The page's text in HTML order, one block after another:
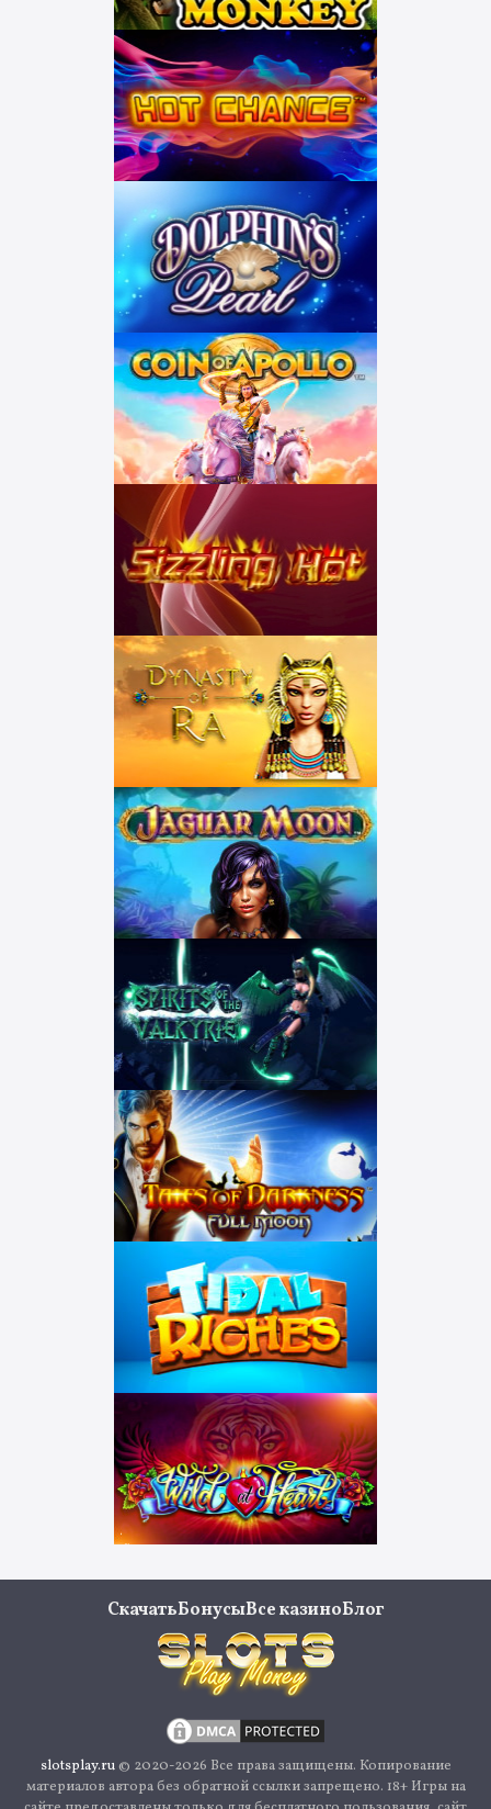
СкачатьБонусыВсе казиноБлог
slotsplay.ru© 2020-2026 Все права защищены. Копирование
материалов автора без обратной ссылки запрещено. 18+ Игры на